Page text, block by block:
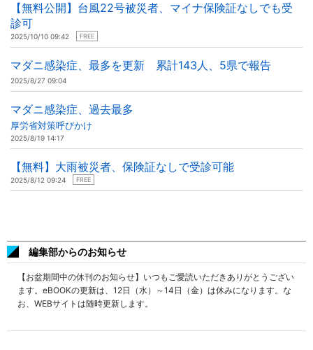
【無料公開】台風22号被災者、マイナ保険証なしでも受
診可
2025/10/10 09:42 FREE
マダニ感染症、最多を更新 累計143人、5県で報告
2025/8/27 09:04
マダニ感染症、過去最多
厚労省対策呼びかけ
2025/8/19 14:17
【無料】大雨被災者、保険証なしで受診可能
2025/8/12 09:24 FREE
編集部からのお知らせ
【お盆期間中の休刊のお知らせ】いつもご愛読いただきありがとうござい
ます。eBOOKの更新は、12日（水）～14日（金）は休みになります。な
お、WEBサイトは随時更新します。